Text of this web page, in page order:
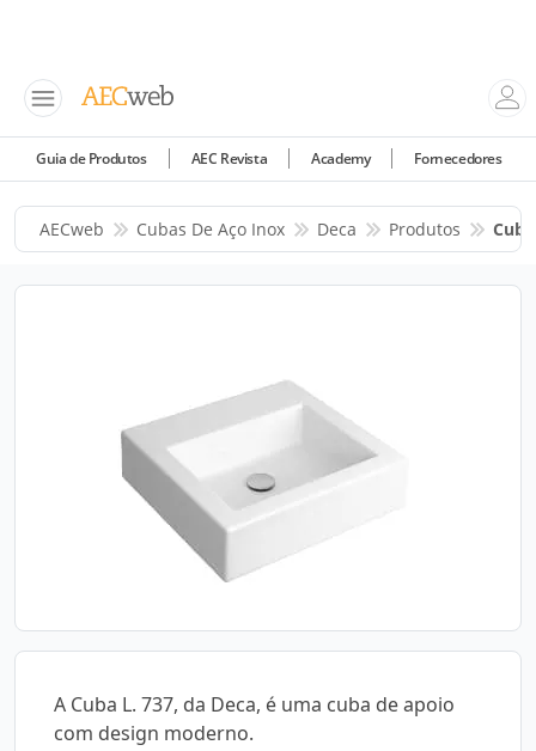
Guia de Produtos AEC Revista Academy Fornecedores
AECweb Cubas De Aço Inox Deca Produtos
A Cuba L. 737, da Deca, é uma cuba de apoio
com design moderno.